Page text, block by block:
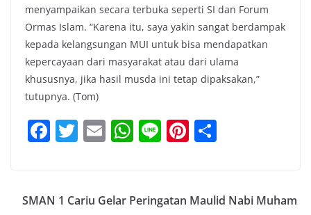
menyampaikan secara terbuka seperti SI dan Forum
Ormas Islam. “Karena itu, saya yakin sangat berdampak
kepada kelangsungan MUI untuk bisa mendapatkan
kepercayaan dari masyarakat atau dari ulama
khususnya, jika hasil musda ini tetap dipaksakan,”
tutupnya. (Tom)
F
e
T
er
E
l
W
s
Li Pi
e e
SMAN 1 Cariu Gelar Peringatan Maulid Nabi Muham